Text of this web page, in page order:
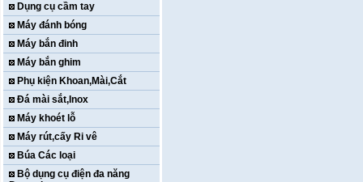
Dụng cụ cầm tay
Máy đánh bóng
Máy bắn đinh
Máy bắn ghim
Phụ kiện Khoan,Mài,Cắt
Đá mài sắt,Inox
Máy khoét lỗ
Máy rút,cấy Ri vê
Búa Các loại
Bộ dụng cụ điện đa năng